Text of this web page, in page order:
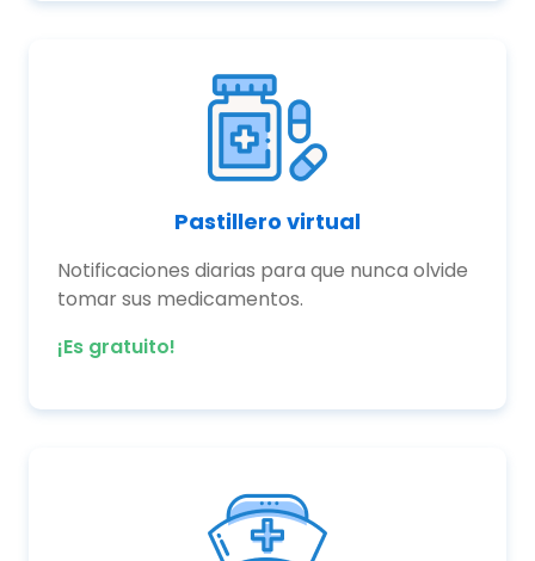
Pastillero virtual
Notificaciones diarias para que nunca olvide
tomar sus medicamentos.
¡Es gratuito!